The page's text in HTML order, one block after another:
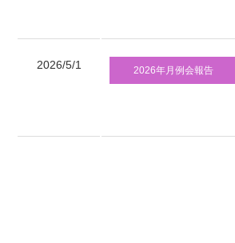
2026/5/1 2026年月例会報告